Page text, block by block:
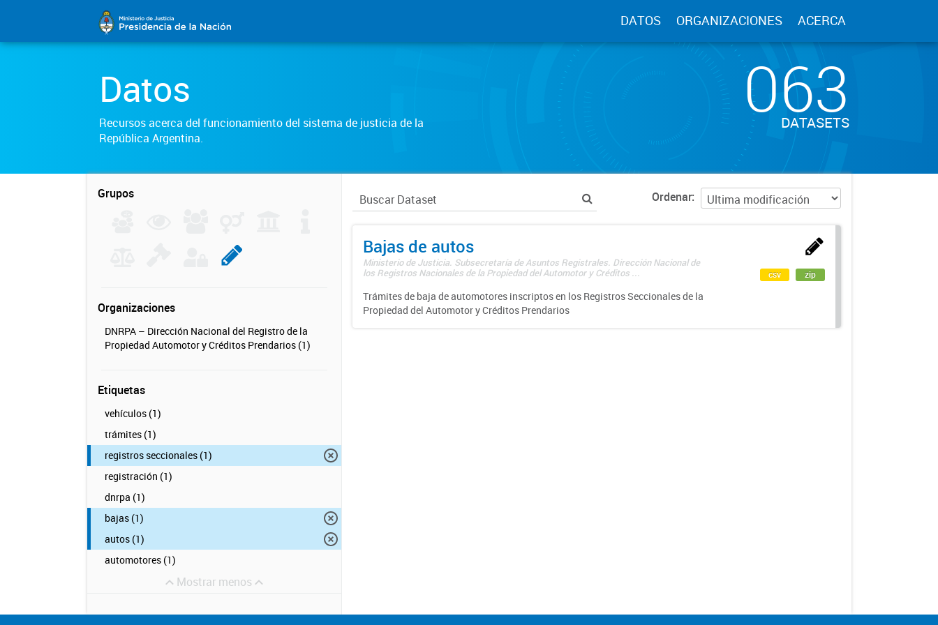
DATOS ORGANIZACIONES ACERCA
Datos
Recursos acerca del funcionamiento del sistema de justicia de la
República Argentina.
063
DATASETS
Grupos
Organizaciones
DNRPA – Dirección Nacional del Registro de la
Propiedad Automotor y Créditos Prendarios (1)
Etiquetas
vehículos (1)
trámites (1)
registros seccionales (1)
registración (1)
dnrpa (1)
bajas (1)
autos (1)
automotores (1)
Mostrar menos
Ordenar
Bajas de autos
Ministerio de Justicia. Subsecretaría de Asuntos Registrales. Dirección Nacional de
los Registros Nacionales de la Propiedad del Automotor y Créditos ...
Trámites de baja de automotores inscriptos en los Registros Seccionales de la
Propiedad del Automotor y Créditos Prendarios
csv zip